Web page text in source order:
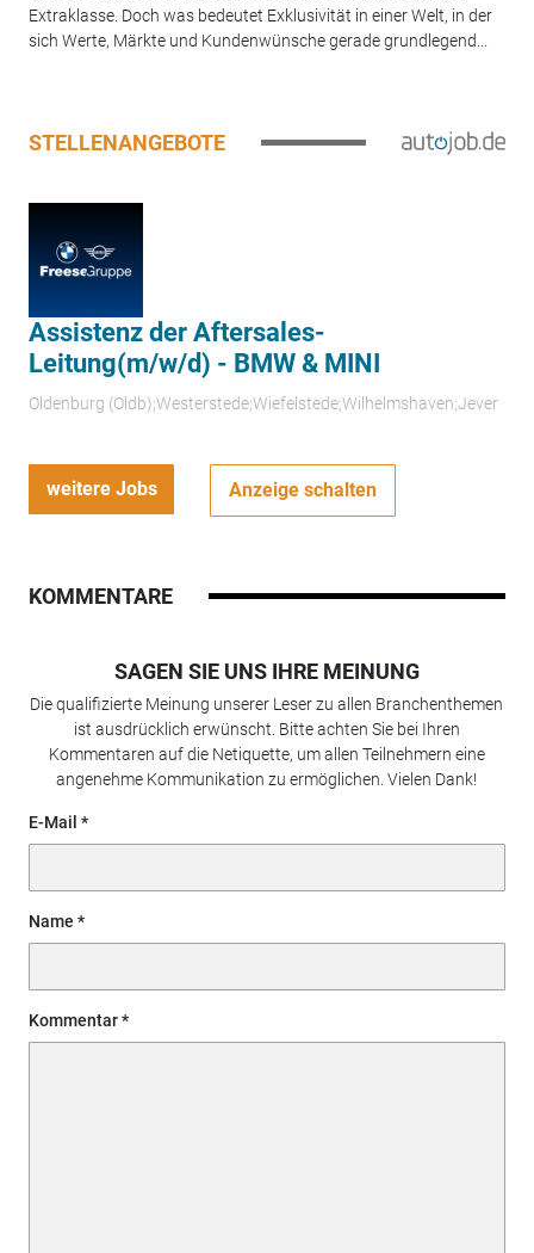
Extraklasse. Doch was bedeutet Exklusivität in einer Welt, in der
sich Werte, Märkte und Kundenwünsche gerade grundlegend...
STELLENANGEBOTE
Assistenz der Aftersales-
Leitung(m/w/d) - BMW & MINI
Oldenburg (Oldb);Westerstede;Wiefelstede;Wilhelmshaven;Jever
weitere Jobs Anzeige schalten
KOMMENTARE
SAGEN SIE UNS IHRE MEINUNG
Die qualifizierte Meinung unserer Leser zu allen Branchenthemen
ist ausdrücklich erwünscht. Bitte achten Sie bei Ihren
Kommentaren auf die Netiquette, um allen Teilnehmern eine
angenehme Kommunikation zu ermöglichen. Vielen Dank!
E-Mail
Name
Kommentar